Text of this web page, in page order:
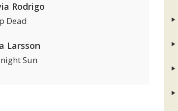
Rodrigo
Dead
Larsson
Sun